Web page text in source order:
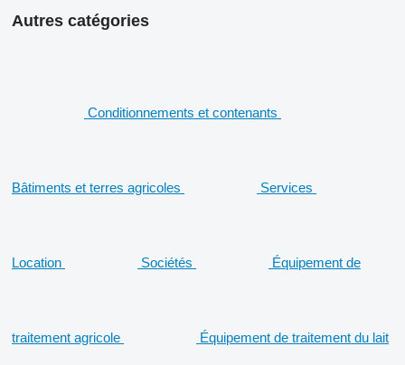
Autres catégories
Conditionnements et contenants
Bâtiments et terres agricoles Services
Location Sociétés Équipement de
traitement agricole Équipement de traitement du lait